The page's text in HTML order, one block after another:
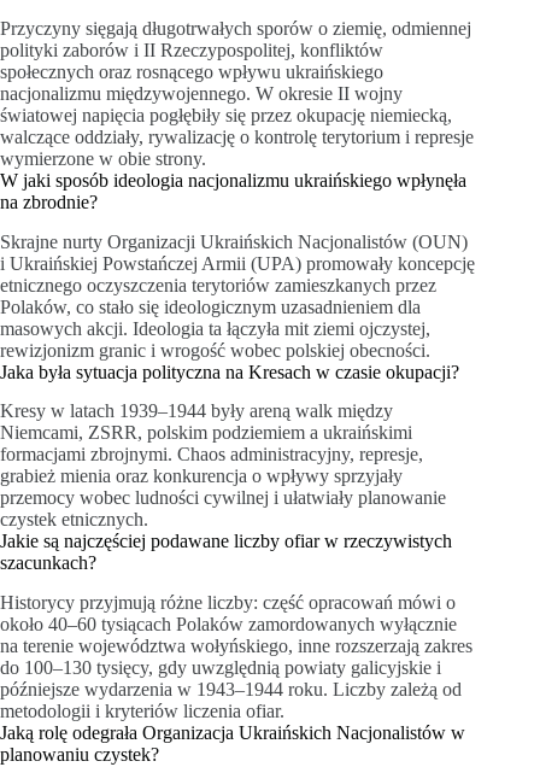
Przyczyny sięgają długotrwałych sporów o ziemię, odmiennej
polityki zaborów i II Rzeczypospolitej, konfliktów
społecznych oraz rosnącego wpływu ukraińskiego
nacjonalizmu międzywojennego. W okresie II wojny
światowej napięcia pogłębiły się przez okupację niemiecką,
walczące oddziały, rywalizację o kontrolę terytorium i represje
wymierzone w obie strony.
W jaki sposób ideologia nacjonalizmu ukraińskiego wpłynęła
na zbrodnie?
Skrajne nurty Organizacji Ukraińskich Nacjonalistów (OUN)
i Ukraińskiej Powstańczej Armii (UPA) promowały koncepcję
etnicznego oczyszczenia terytoriów zamieszkanych przez
Polaków, co stało się ideologicznym uzasadnieniem dla
masowych akcji. Ideologia ta łączyła mit ziemi ojczystej,
rewizjonizm granic i wrogość wobec polskiej obecności.
Jaka była sytuacja polityczna na Kresach w czasie okupacji?
Kresy w latach 1939–1944 były areną walk między
Niemcami, ZSRR, polskim podziemiem a ukraińskimi
formacjami zbrojnymi. Chaos administracyjny, represje,
grabież mienia oraz konkurencja o wpływy sprzyjały
przemocy wobec ludności cywilnej i ułatwiały planowanie
czystek etnicznych.
Jakie są najczęściej podawane liczby ofiar w rzeczywistych
szacunkach?
Historycy przyjmują różne liczby: część opracowań mówi o
około 40–60 tysiącach Polaków zamordowanych wyłącznie
na terenie województwa wołyńskiego, inne rozszerzają zakres
do 100–130 tysięcy, gdy uwzględnią powiaty galicyjskie i
późniejsze wydarzenia w 1943–1944 roku. Liczby zależą od
metodologii i kryteriów liczenia ofiar.
Jaką rolę odegrała Organizacja Ukraińskich Nacjonalistów w
planowaniu czystek?